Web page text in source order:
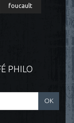
foucault
PHILO